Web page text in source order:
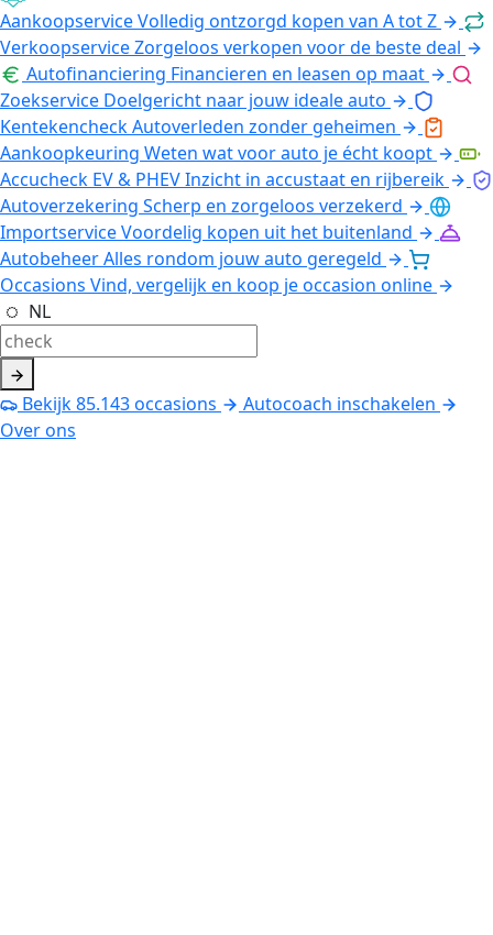
AankoopserviceVolledig ontzorgd kopen van A tot Z
VerkoopserviceZorgeloos verkopen voor de beste deal
Autofinanciering Financieren en leasen op maat
Zoekservice Doelgericht naar jouw ideale auto
KentekencheckAutoverleden zonder geheimen
Aankoopkeuring Weten wat voor auto je écht koopt
Accucheck EV & PHEVInzicht in accustaat en rijbereik
Autoverzekering Scherp en zorgeloos verzekerd
ImportserviceVoordelig kopen uit het buitenland
AutobeheerAlles rondom jouw auto geregeld
Occasions Vind, vergelijk en koop je occasion online
NL
Bekijk85.143occasions
Autocoach inschakelen
Over ons